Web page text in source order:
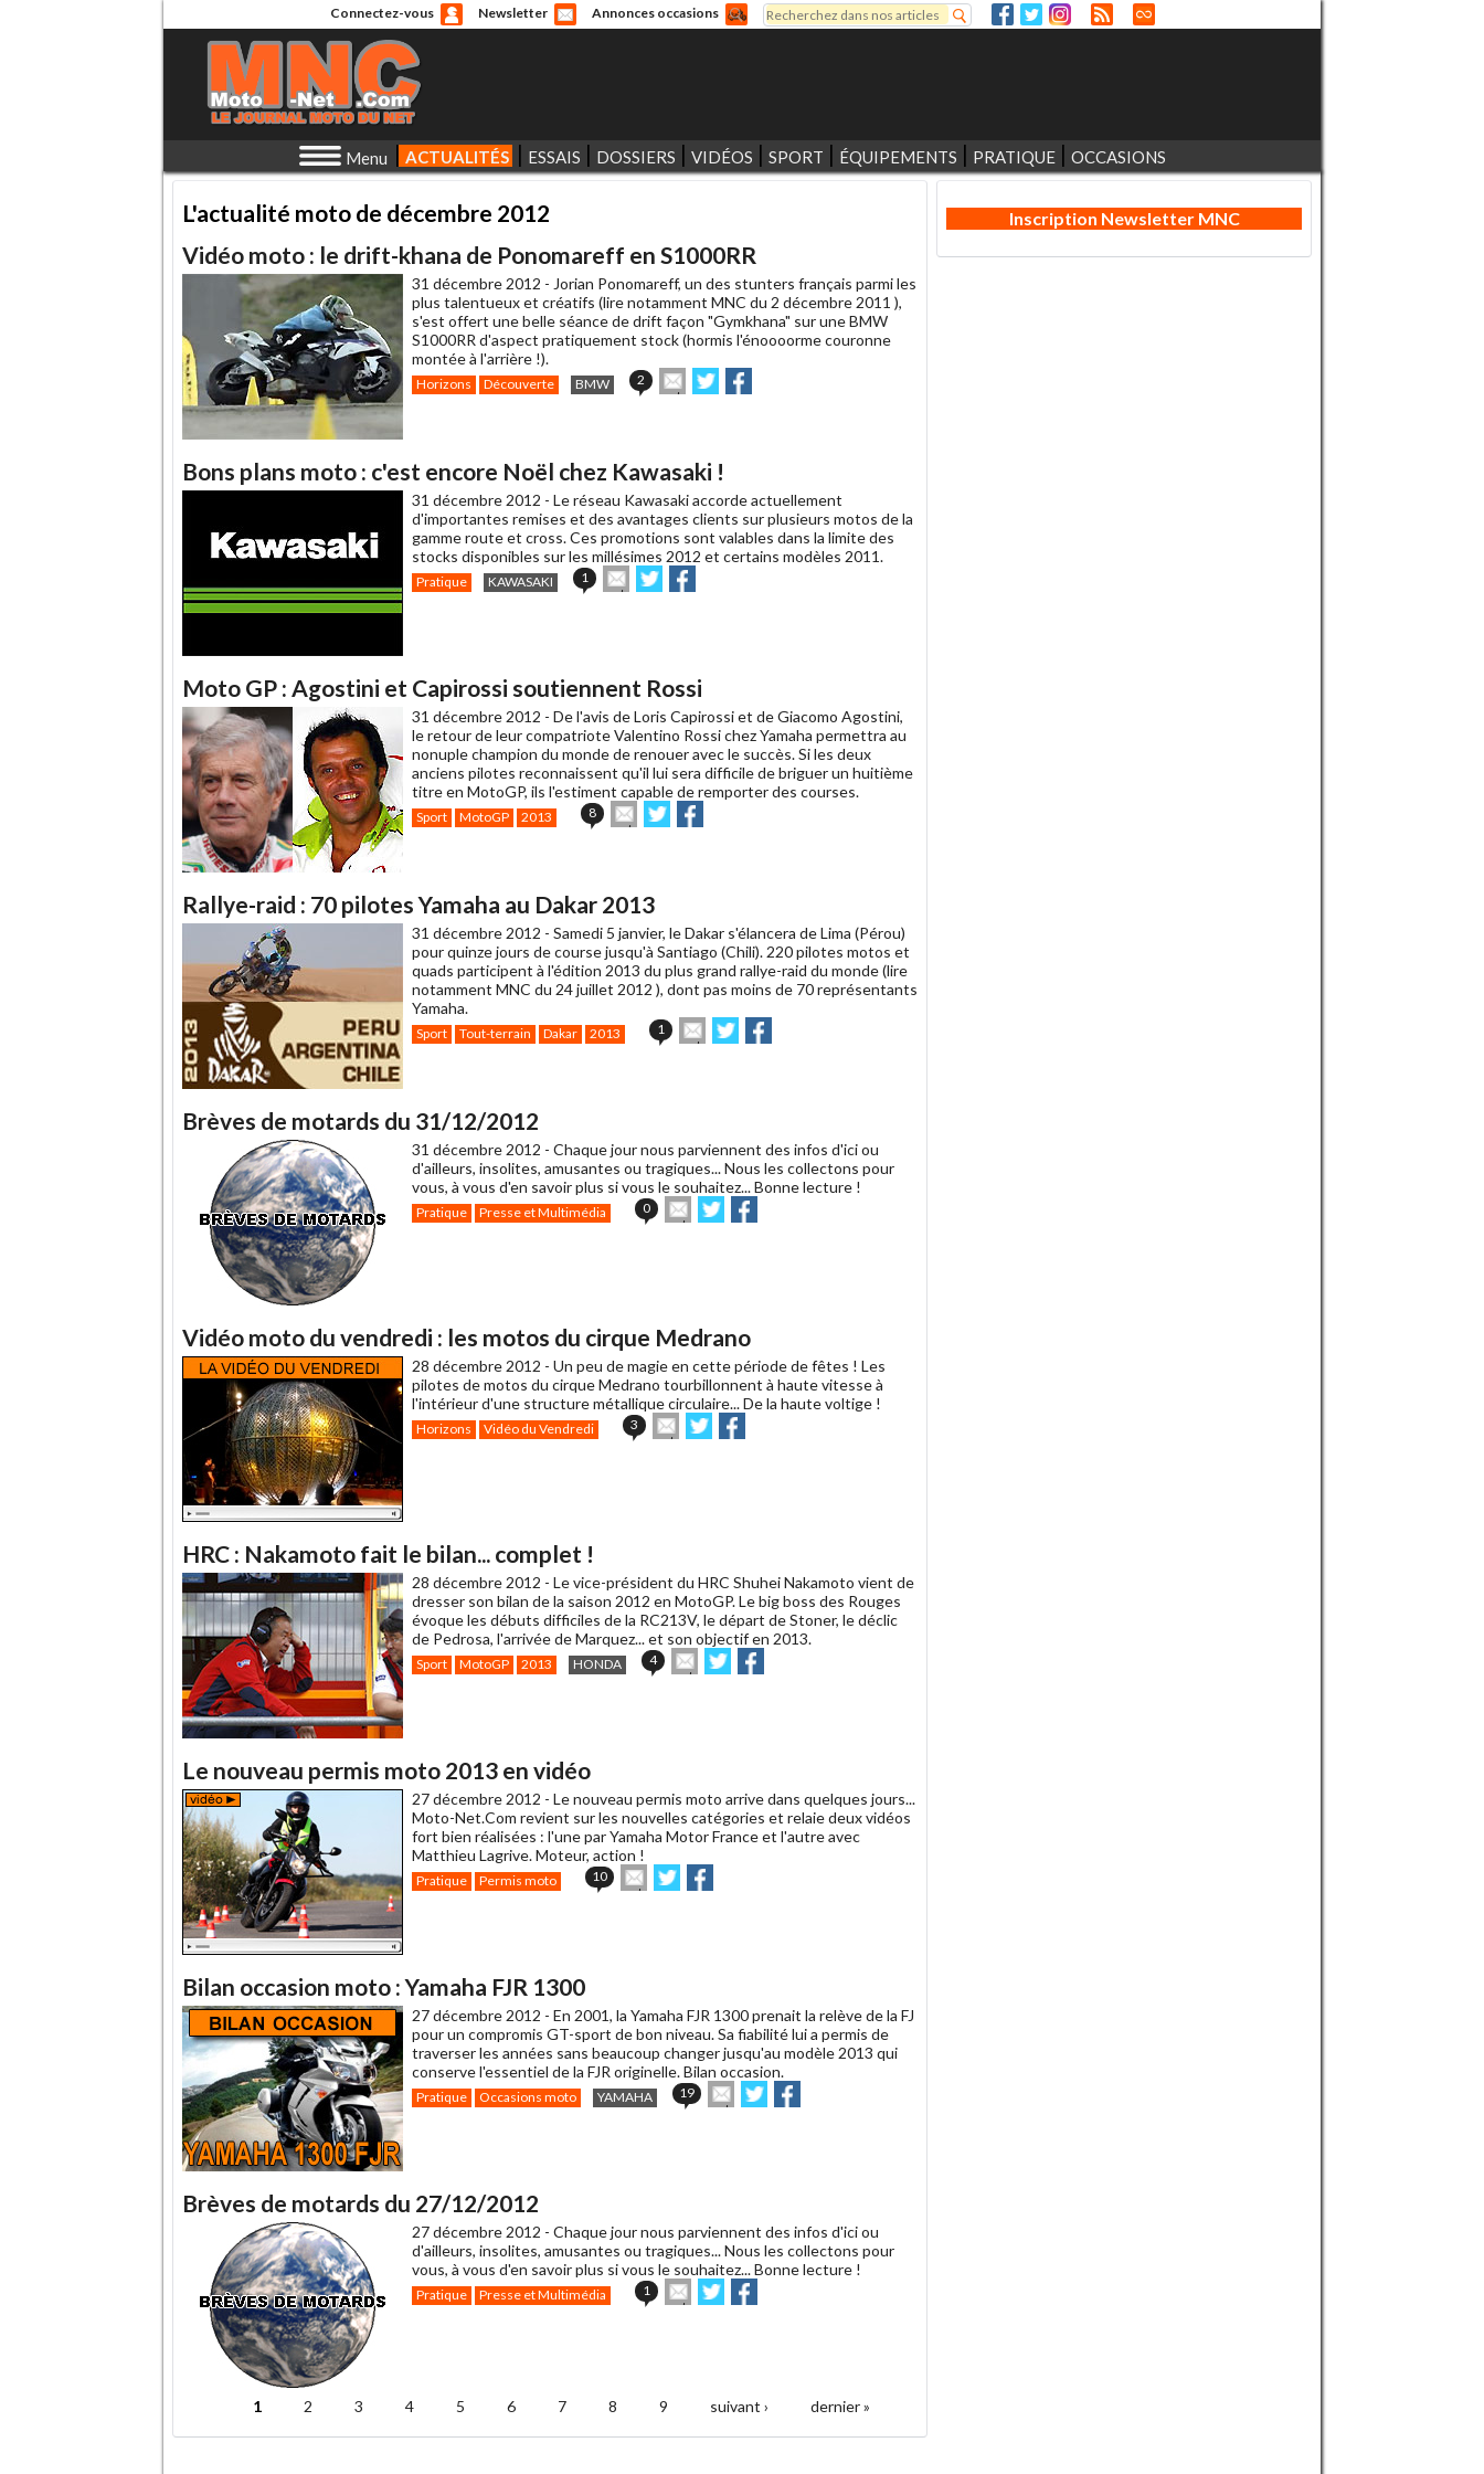
Connectez-vous Newsletter Annonces occasions
Formulaire de recherche
Rechercher
Menu ACTUALITÉS ESSAIS DOSSIERS VIDÉOS SPORT ÉQUIPEMENTS PRATIQUE OCCASIONS
L'actualité moto de décembre 2012
Vidéo moto : le drift-khana de Ponomareff en S1000RR
31 décembre 2012 - Jorian Ponomareff, un des stunters français parmi les
plus talentueux et créatifs (lire notamment MNC du 2 décembre 2011 ),
s'est offert une belle séance de drift façon "Gymkhana" sur une BMW
S1000RR d'aspect pratiquement stock (hormis l'énoooorme couronne
montée à l'arrière !).
Horizons Découverte BMW 2
Envoyer
cet
ami
Partager
sur sur
Bons plans moto : c'est encore Noël chez Kawasaki !
31 décembre 2012 - Le réseau Kawasaki accorde actuellement
d'importantes remises et des avantages clients sur plusieurs motos de la
gamme route et cross. Ces promotions sont valables dans la limite des
stocks disponibles sur les millésimes 2012 et certains modèles 2011.
Pratique KAWASAKI 1
Envoyer
cet
Partager
sur sur
Moto GP : Agostini et Capirossi soutiennent Rossi
31 décembre 2012 - De l'avis de Loris Capirossi et de Giacomo Agostini,
le retour de leur compatriote Valentino Rossi chez Yamaha permettra au
nonuple champion du monde de renouer avec le succès. Si les deux
anciens pilotes reconnaissent qu'il lui sera difficile de briguer un huitième
titre en MotoGP, ils l'estiment capable de remporter des courses.
Sport MotoGP 2013 8
Envoyer
cet
ami
Partager
sur sur
Rallye-raid : 70 pilotes Yamaha au Dakar 2013
31 décembre 2012 - Samedi 5 janvier, le Dakar s'élancera de Lima (Pérou)
pour quinze jours de course jusqu'à Santiago (Chili). 220 pilotes motos et
quads participent à l'édition 2013 du plus grand rallye-raid du monde (lire
notamment MNC du 24 juillet 2012 ), dont pas moins de 70 représentants
Yamaha.
Sport Tout-terrain Dakar 2013 1
Envoyer
cet
Partager
sur sur
Brèves de motards du 31/12/2012
31 décembre 2012 - Chaque jour nous parviennent des infos d'ici ou
d'ailleurs, insolites, amusantes ou tragiques... Nous les collectons pour
vous, à vous d'en savoir plus si vous le souhaitez... Bonne lecture !
Pratique Presse et Multimédia 0
Envoyer
cet
Partager
sur sur
Vidéo moto du vendredi : les motos du cirque Medrano
28 décembre 2012 - Un peu de magie en cette période de fêtes ! Les
pilotes de motos du cirque Medrano tourbillonnent à haute vitesse à
l'intérieur d'une structure métallique circulaire... De la haute voltige !
Horizons Vidéo du Vendredi 3
Envoyer
cet
Partager
sur sur
HRC : Nakamoto fait le bilan... complet !
28 décembre 2012 - Le vice-président du HRC Shuhei Nakamoto vient de
dresser son bilan de la saison 2012 en MotoGP. Le big boss des Rouges
évoque les débuts difficiles de la RC213V, le départ de Stoner, le déclic
de Pedrosa, l'arrivée de Marquez... et son objectif en 2013.
Sport MotoGP 2013 HONDA 4
Envoyer
cet
Partager
sur sur
Le nouveau permis moto 2013 en vidéo
27 décembre 2012 - Le nouveau permis moto arrive dans quelques jours...
Moto-Net.Com revient sur les nouvelles catégories et relaie deux vidéos
fort bien réalisées : l'une par Yamaha Motor France et l'autre avec
Matthieu Lagrive. Moteur, action !
Pratique Permis moto 10
Envoyer
cet
Partager
sur sur
Bilan occasion moto : Yamaha FJR 1300
27 décembre 2012 - En 2001, la Yamaha FJR 1300 prenait la relève de la FJ
pour un compromis GT-sport de bon niveau. Sa fiabilité lui a permis de
traverser les années sans beaucoup changer jusqu'au modèle 2013 qui
conserve l'essentiel de la FJR originelle. Bilan occasion.
Pratique Occasions moto YAMAHA 19
Envoyer
cet
Partager
sur sur
Brèves de motards du 27/12/2012
27 décembre 2012 - Chaque jour nous parviennent des infos d'ici ou
d'ailleurs, insolites, amusantes ou tragiques... Nous les collectons pour
vous, à vous d'en savoir plus si vous le souhaitez... Bonne lecture !
Pratique Presse et Multimédia 1
Envoyer
cet
Partager
sur sur
1 2 3 4 5 6 7 8 9 suivant › dernier »
Inscription Newsletter MNC